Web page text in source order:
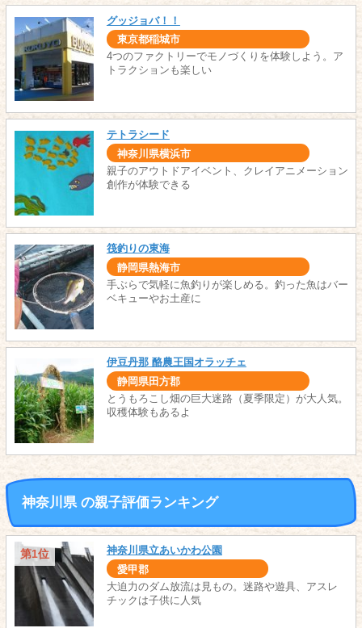
グッジョバ！！
東京都稲城市
4つのファクトリーでモノづくりを体験しよう。ア
トラクションも楽しい
テトラシード
神奈川県横浜市
親子のアウトドアイベント、クレイアニメーション
創作が体験できる
筏釣りの東海
静岡県熱海市
手ぶらで気軽に魚釣りが楽しめる。釣った魚はバー
ベキューやお土産に
伊豆丹那 酪農王国オラッチェ
静岡県田方郡
とうもろこし畑の巨大迷路（夏季限定）が大人気。
収穫体験もあるよ
神奈川県 の親子評価ランキング
第1位 神奈川県立あいかわ公園
愛甲郡
大迫力のダム放流は見もの。迷路や遊具、アスレ
チックは子供に人気